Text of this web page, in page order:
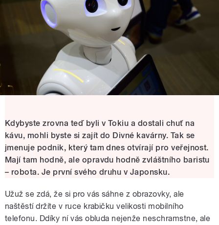
Kdybyste zrovna teď byli v Tokiu a dostali chuť na
kávu, mohli byste si zajít do Divné kavárny. Tak se
jmenuje podnik, který tam dnes otvírají pro veřejnost.
Mají tam hodně, ale opravdu hodně zvláštního baristu
– robota. Je první svého druhu v Japonsku.
Užuž se zdá, že si pro vás sáhne z obrazovky, ale
naštěstí držíte v ruce krabičku velikosti mobilního
telefonu. Ddíky ní vás obluda nejenže neschramstne, ale